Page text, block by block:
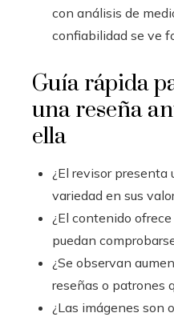
con análisis de
confiabilidad se ve
Guía rápida
una reseña
ella
¿El revisor
variedad en sus
¿El contenido
puedan
¿Se observan
reseñas o patrones
¿Las imágenes son